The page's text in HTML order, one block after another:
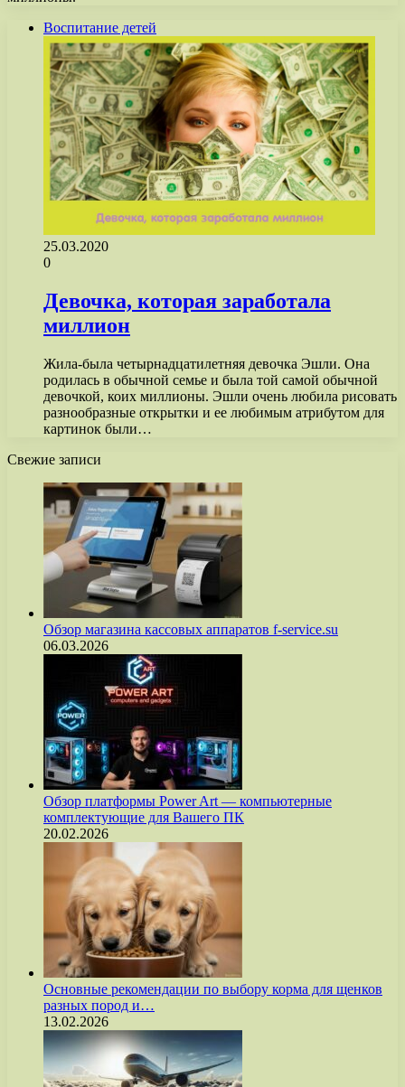
Воспитание детей
25.03.2020
0
Девочка, которая заработала
миллион
Жила-была четырнадцатилетняя девочка Эшли. Она
родилась в обычной семье и была той самой обычной
девочкой, коих миллионы. Эшли очень любила рисовать
разнообразные открытки и ее любимым атрибутом для
картинок были…
Свежие записи
Обзор магазина кассовых аппаратов f-service.su
06.03.2026
Обзор платформы Power Art — компьютерные
комплектующие для Вашего ПК
20.02.2026
Основные рекомендации по выбору корма для щенков
разных пород и…
13.02.2026